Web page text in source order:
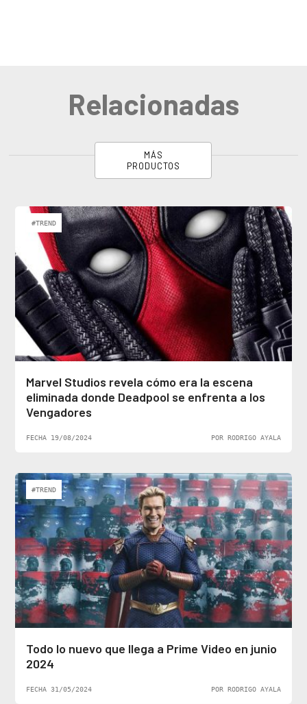
Relacionadas
MÁS
PRODUCTOS
#TREND
Marvel Studios revela cómo era la escena
eliminada donde Deadpool se enfrenta a los
Vengadores
FECHA 19/08/2024 POR RODRIGO AYALA
#TREND
Todo lo nuevo que llega a Prime Video en junio
2024
FECHA 31/05/2024 POR RODRIGO AYALA